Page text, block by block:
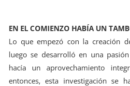
EN EL COMIENZO HABÍA UN
Lo que empezó con la creación
luego se desarrolló en una
hacía un aprovechamiento
entonces, esta investigación se